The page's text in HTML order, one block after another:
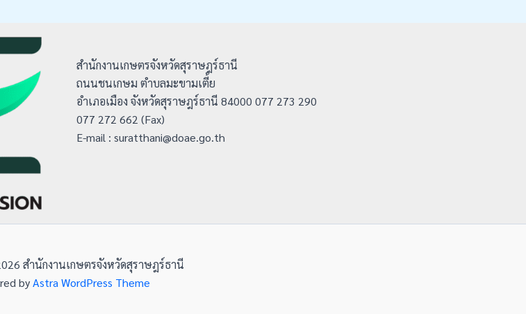
สำนักงานเกษตรจังหวัดสุราษฎร์ธานี
ถนนชนเกษม ตำบลมะขามเตี้ย
อำเภอเมือง จังหวัดสุราษฎร์ธานี 84000 077 273 290
077 272 662 (Fax)
E-mail : suratthani@doae.go.th
สำนักงานเกษตรจังหวัดสุราษฎร์ธานี
byAstra WordPress Theme